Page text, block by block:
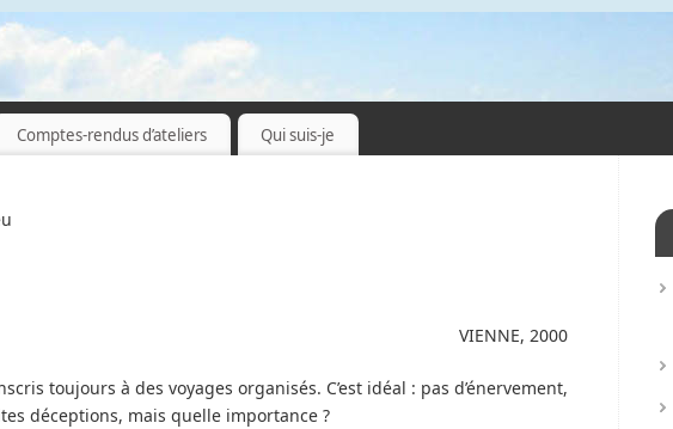
Comptes-rendus d’ateliers Qui suis-je
VIENNE, 2000
toujours à des voyages organisés. C’est idéal : pas d’énervement,
déceptions, mais quelle importance ?